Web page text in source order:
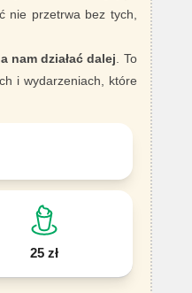
nie przetrwa bez tych,
nam działać dalej . To
i wydarzeniach, które
25 zł